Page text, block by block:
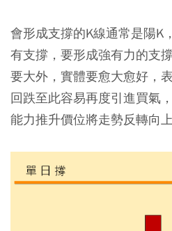
會形成支撐的K線通常是陽K
有支撐，要形成強有力的支
要大外，實體要愈大愈好，
回跌至此容易再度引進買氣
能力推升價位將走勢反轉向上